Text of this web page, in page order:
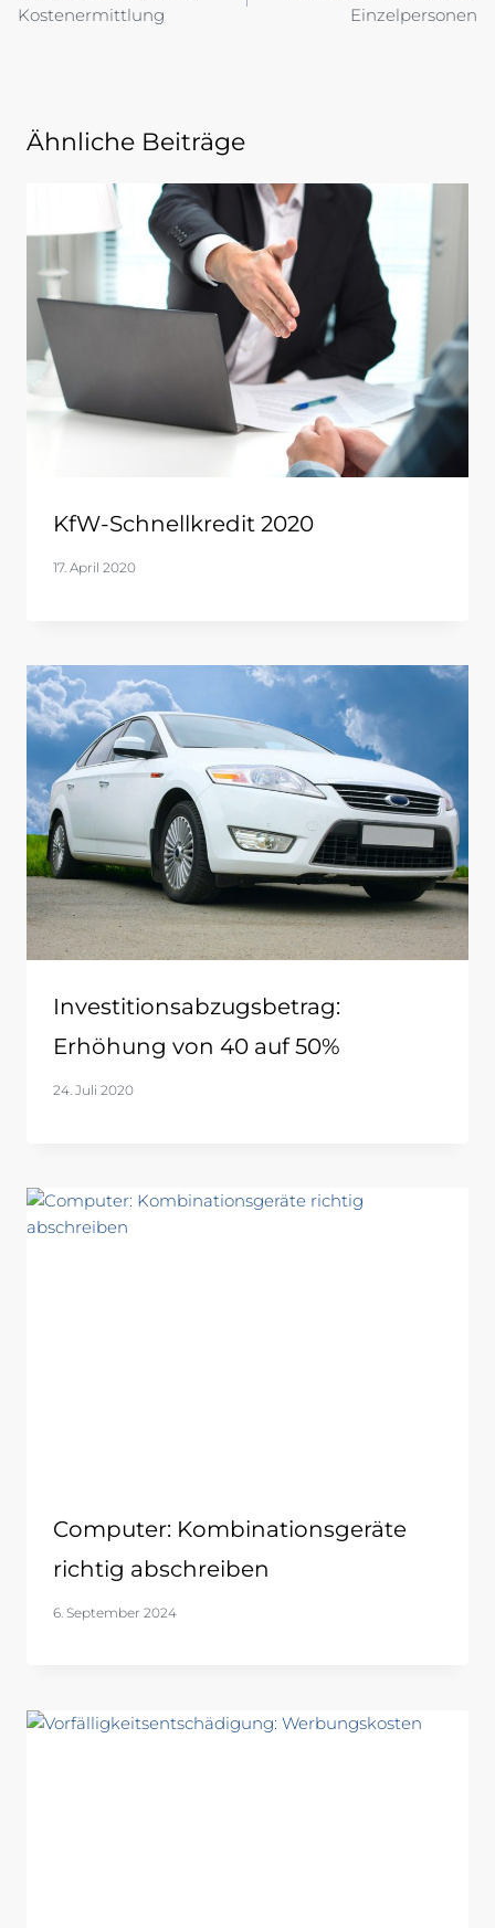
Kostenermittlung
Einzelpersonen
Ähnliche Beiträge
KfW-Schnellkredit 2020
17. April 2020
Investitionsabzugsbetrag:
Erhöhung von 40 auf 50%
24. Juli 2020
Computer: Kombinationsgeräte
richtig abschreiben
6. September 2024